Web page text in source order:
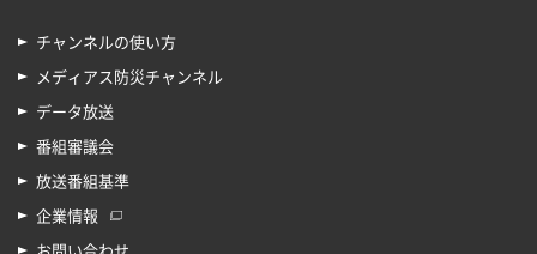
チャンネルの使い方
メディアス防災チャンネル
データ放送
番組審議会
放送番組基準
企業情報
お問い合わせ